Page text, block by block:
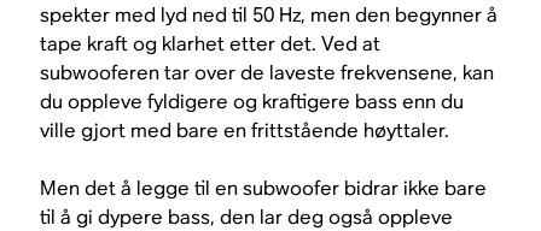
spekter med lyd ned til 50 Hz, men den begynner å
tape kraft og klarhet etter det. Ved at
subwooferen tar over de laveste frekvensene, kan
du oppleve fyldigere og kraftigere bass enn du
ville gjort med bare en frittstående høyttaler.
Men det å legge til en subwoofer bidrar ikke bare
til å gi dypere bass, den lar deg også oppleve